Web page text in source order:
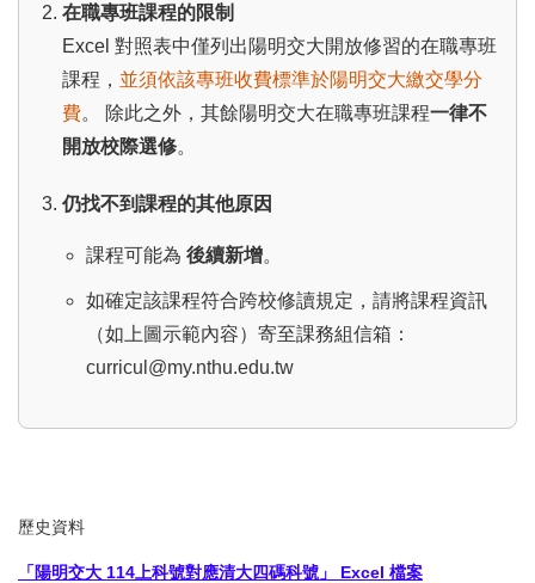
在職專班課程的限制
Excel 對照表中僅列出陽明交大開放修習的在職專班
課程， 並須依該專班收費標準於陽明交大繳交學分
費。 除此之外，其餘陽明交大在職專班課程一律不
開放校際選修。
仍找不到課程的其他原因
課程可能為 後續新增。
如確定該課程符合跨校修讀規定，請將課程資訊
（如上圖示範內容）寄至課務組信箱：
curricul@my.nthu.edu.tw
歷史資料
「陽明交大 114上科號對應清大四碼科號」 Excel 檔案